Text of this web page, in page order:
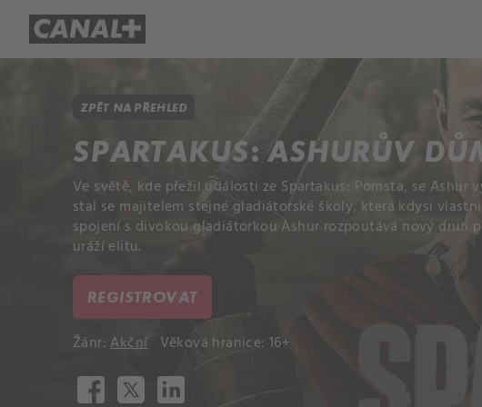
ZPĚT NA PŘEHLED
SPARTAKUS: ASHURŮV
Ve světě, kde přežil události ze Spartakus: Pomsta, se Ashur
stal se majitelem stejné gladiátorské školy, která kdysi
spojení s divokou gladiátorkou Ashur rozpoutává nový druh
uráží elitu.
REGISTROVAT
Žánr:Akční Věková hranice: 16+